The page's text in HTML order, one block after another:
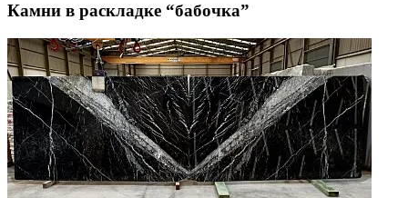
Камни в раскладке “бабочка”